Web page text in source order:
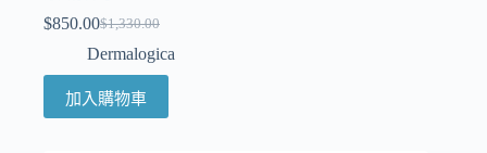
$1,330.00
$850.00
Dermalogica
加入購物車